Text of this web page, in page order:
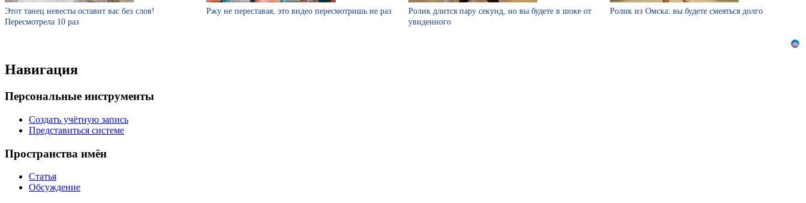
Этот танец невесты оставит вас без слов!
Пересмотрела 10 раз
Ржу не переставая, это видео пересмотришь не раз
Ролик длится пару секунд, но вы будете в шоке от
увиденного
Ролик из Омска: вы будете смеяться долго
Навигация
Персональные инструменты
Создать учётную запись
Представиться системе
Пространства имён
Статья
Обсуждение